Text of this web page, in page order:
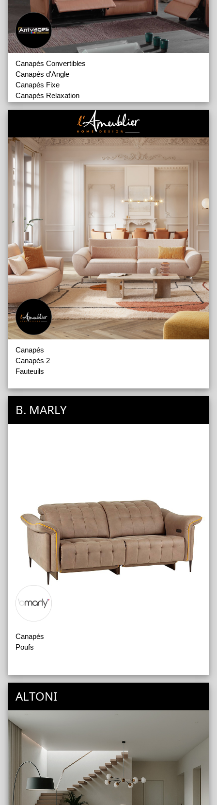
Canapés Convertibles
Canapés d'Angle
Canapés Fixe
Canapés Relaxation
Canapés Tissu
Canapés
Canapés 2
Fauteuils
B. MARLY
Canapés
Poufs
ALTONI